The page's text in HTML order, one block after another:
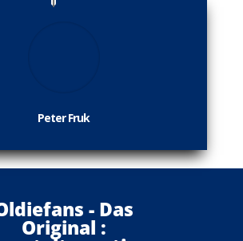
Peter Fruk
- Das
Original :